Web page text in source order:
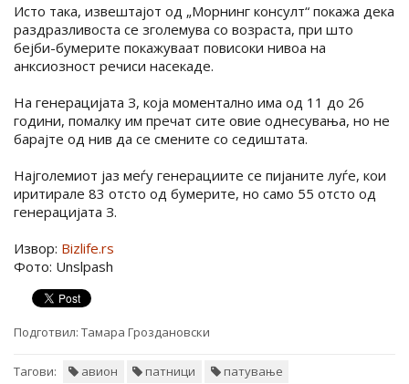
Исто така, извештајот од „Морнинг консулт“ покажа дека
раздразливоста се зголемува со возраста, при што
бејби-бумерите покажуваат повисоки нивоа на
анксиозност речиси насекаде.
На генерацијата З, која моментално има од 11 до 26
години, помалку им пречат сите овие однесувања, но не
барајте од нив да се смените со седиштата.
Најголемиот јаз меѓу генерациите се пијаните луѓе, кои
иритирале 83 отсто од бумерите, но само 55 отсто од
генерацијата З.
Извор: Bizlife.rs
Фото: Unslpash
Подготвил: Тамара Гроздановски
Тагови: авион патници патување